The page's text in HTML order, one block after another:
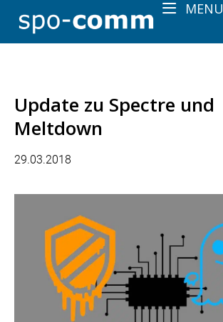
MENU
Update zu Spectre und
Meltdown
29.03.2018